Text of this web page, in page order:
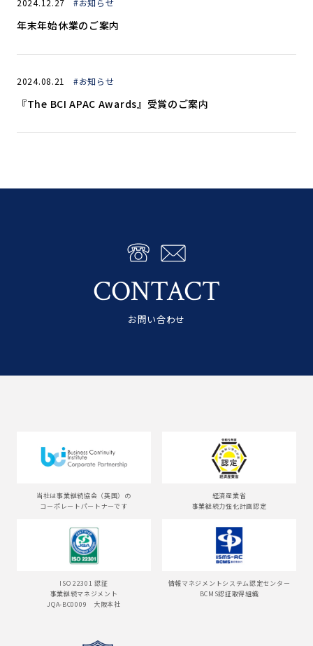
2024.12.27 #お知らせ
年末年始休業のご案内
2024.08.21 #お知らせ
『The BCI APAC Awards』受賞のご案内
CONTACT
お問い合わせ
当社は事業継続協会（英国）の
コーポレートパートナーです
経済産業省
事業継続力強化計画認定
ISO 22301 認証
事業継続マネジメント
JQA-BC0009 大阪本社
情報マネジメントシステム認定センター
BCMS認証取得組織